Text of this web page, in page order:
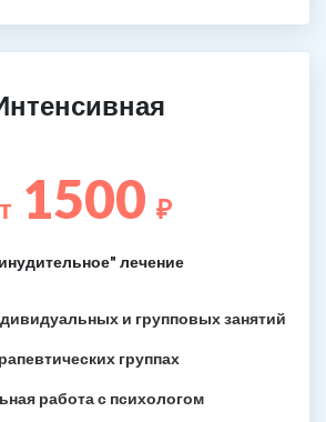
1500 ₽
лечение
и групповых занятий
группах
работа с психологом